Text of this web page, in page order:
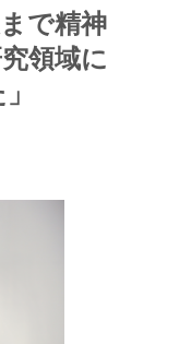
で精神
領域に